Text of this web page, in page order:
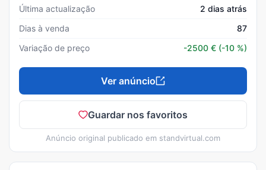
Última actualização
2 dias atrás
Dias à venda
87
Variação de preço
-2500 € (-10 %)
Ver anúncio
Guardar nos favoritos
Anúncio original publicado em standvirtual.com